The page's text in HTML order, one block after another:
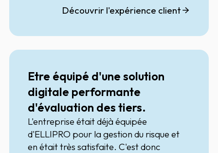
évaluations clotirées automatiquement,
capacité de gestion de dizaines de
questionnaires, criblage automatique
(PEP, sanctions et adverse medias) sur
dirigeants et bénéficiaires effectifs en
plus des personnes morales, prise en
compte de critères internes pour
évaluer le tiers comme les activités
repoussoir, automatisation dans
Découvrir l'expérience client
Etre équipé d'une solution
digitale performante
d'évaluation des tiers.
L'entreprise était déjà équipée
d'ELLIPRO pour la gestion du risque et
en était très satisfaite. C'est donc